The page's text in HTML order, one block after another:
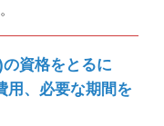
資格をとるに
用、必要な期間を